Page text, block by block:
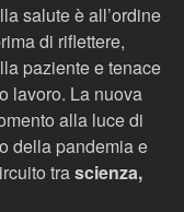
salute è all’ordine
di riflettere,
paziente e tenace
lavoro. La nuova
alla luce di
della pandemia e
trascienza,